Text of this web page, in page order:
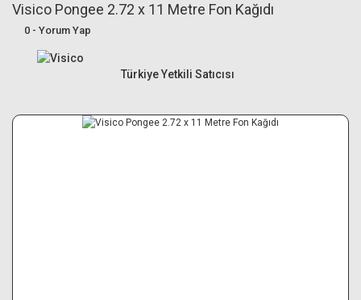
Canon R6 Mark III Bundle Setler
Alışverişe
Visico Pongee 2.72 x 11 Metre Fon Kağıdı
0 - Yorum Yap
Türkiye Yetkili Satıcısı